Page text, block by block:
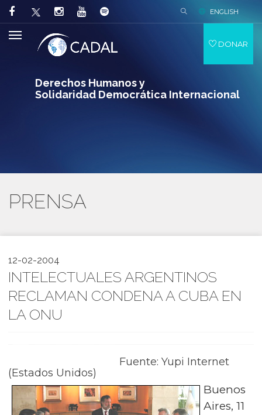
Derechos Humanos y
Solidaridad Democrática Internacional
ENGLISH
DONAR
PRENSA
12-02-2004
INTELECTUALES ARGENTINOS
RECLAMAN CONDENA A CUBA EN
LA ONU
Fuente: Yupi Internet
(Estados Unidos)
Buenos
Aires, 11